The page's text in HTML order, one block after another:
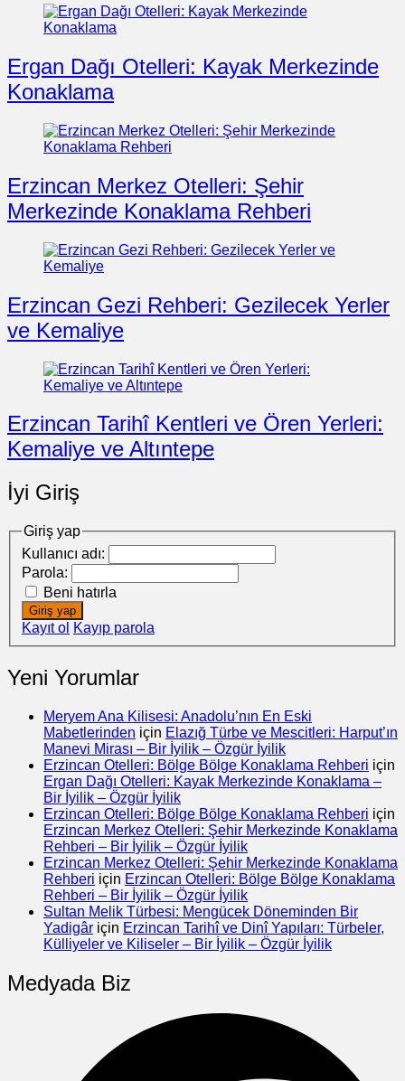
Ergan Dağı Otelleri: Kayak Merkezinde
Konaklama
Erzincan Merkez Otelleri: Şehir
Merkezinde Konaklama Rehberi
Erzincan Gezi Rehberi: Gezilecek Yerler
ve Kemaliye
Erzincan Tarihî Kentleri ve Ören Yerleri:
Kemaliye ve Altıntepe
İyi Giriş
Giriş yap
Kullanıcı adı:
Parola:
Beni hatırla
Giriş yap
Kayıt ol Kayıp parola
Yeni Yorumlar
Meryem Ana Kilisesi: Anadolu’nın En Eski
Mabetlerinden için Elazığ Türbe ve Mescitleri: Harput’ın
Manevi Mirası – Bir İyilik – Özgür İyilik
Erzincan Otelleri: Bölge Bölge Konaklama Rehberi için
Ergan Dağı Otelleri: Kayak Merkezinde Konaklama –
Bir İyilik – Özgür İyilik
Erzincan Otelleri: Bölge Bölge Konaklama Rehberi için
Erzincan Merkez Otelleri: Şehir Merkezinde Konaklama
Rehberi – Bir İyilik – Özgür İyilik
Erzincan Merkez Otelleri: Şehir Merkezinde Konaklama
Rehberi için Erzincan Otelleri: Bölge Bölge Konaklama
Rehberi – Bir İyilik – Özgür İyilik
Sultan Melik Türbesi: Mengücek Döneminden Bir
Yadigâr için Erzincan Tarihî ve Dinî Yapıları: Türbeler,
Külliyeler ve Kiliseler – Bir İyilik – Özgür İyilik
Medyada Biz